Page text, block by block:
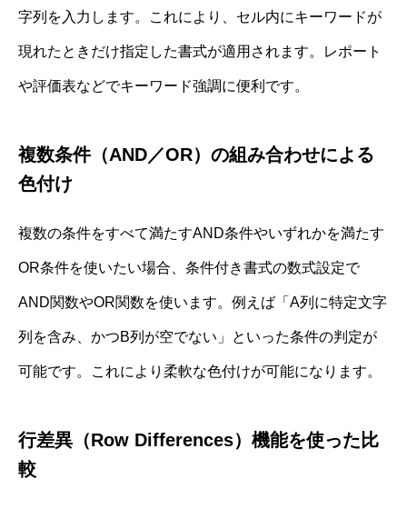
字列を入力します。これにより、セル内にキーワードが
現れたときだけ指定した書式が適用されます。レポート
や評価表などでキーワード強調に便利です。
複数条件（AND／OR）の組み合わせによる
色付け
複数の条件をすべて満たすAND条件やいずれかを満たす
OR条件を使いたい場合、条件付き書式の数式設定で
AND関数やOR関数を使います。例えば「A列に特定文字
列を含み、かつB列が空でない」といった条件の判定が
可能です。これにより柔軟な色付けが可能になります。
行差異（Row Differences）機能を使った比
較